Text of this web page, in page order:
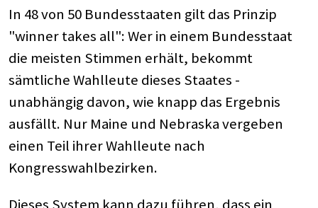
In 48 von 50 Bundesstaaten gilt das Prinzip
"winner takes all": Wer in einem Bundesstaat
die meisten Stimmen erhält, bekommt
sämtliche Wahlleute dieses Staates -
unabhängig davon, wie knapp das Ergebnis
ausfällt. Nur Maine und Nebraska vergeben
einen Teil ihrer Wahlleute nach
Kongresswahlbezirken.